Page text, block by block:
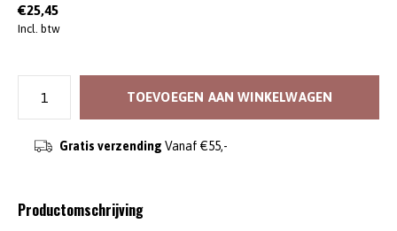
€25,45
Incl. btw
TOEVOEGEN AAN WINKELWAGEN
Gratis verzending Vanaf €55,-
Productomschrijving